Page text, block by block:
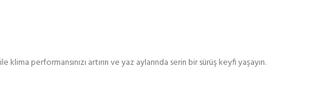
ile klima performansınızı artırın ve yaz aylarında serin bir sürüş keyfi yaşayın.